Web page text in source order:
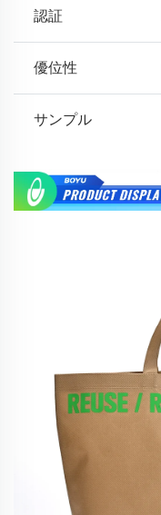
認証
優位性
サンプル